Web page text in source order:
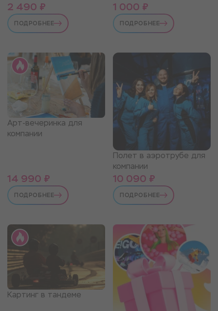
2 490 ₽
ПОДРОБНЕЕ
1 000 ₽
ПОДРОБНЕЕ
Арт-вечеринка для
компании
14 990 ₽
ПОДРОБНЕЕ
Полет в аэротрубе для
компании
10 090 ₽
ПОДРОБНЕЕ
Картинг в тандеме